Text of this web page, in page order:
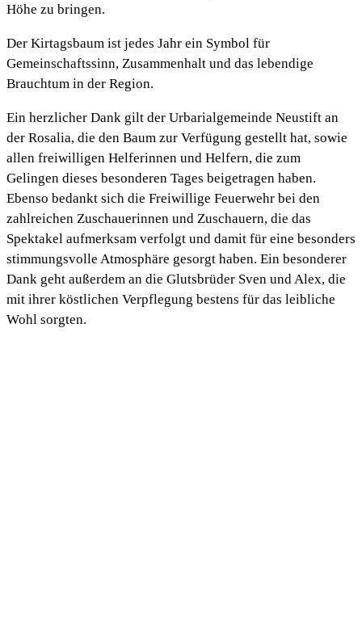
Höhe zu bringen.
Der Kirtagsbaum ist jedes Jahr ein Symbol für
Gemeinschaftssinn, Zusammenhalt und das lebendige
Brauchtum in der Region.
Ein herzlicher Dank gilt der Urbarialgemeinde Neustift an
der Rosalia, die den Baum zur Verfügung gestellt hat, sowie
allen freiwilligen Helferinnen und Helfern, die zum
Gelingen dieses besonderen Tages beigetragen haben.
Ebenso bedankt sich die Freiwillige Feuerwehr bei den
zahlreichen Zuschauerinnen und Zuschauern, die das
Spektakel aufmerksam verfolgt und damit für eine besonders
stimmungsvolle Atmosphäre gesorgt haben. Ein besonderer
Dank geht außerdem an die Glutsbrüder Sven und Alex, die
mit ihrer köstlichen Verpflegung bestens für das leibliche
Wohl sorgten.